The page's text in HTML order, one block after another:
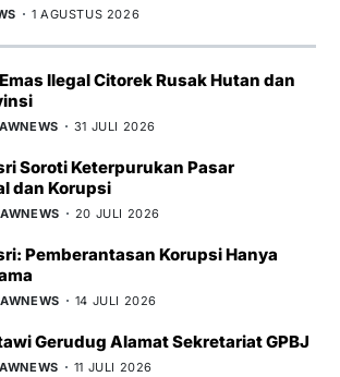
1 AGUSTUS 2026
Ilegal Citorek Rusak Hutan dan
31 JULI 2026
Soroti Keterpurukan Pasar
dan Korupsi
20 JULI 2026
Pemberantasan Korupsi Hanya
14 JULI 2026
Gerudug Alamat Sekretariat GPBJ
11 JULI 2026